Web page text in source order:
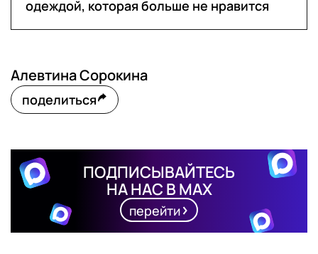
одеждой, которая больше не нравится
Алевтина Сорокина
поделиться
ПОДПИСЫВАЙТЕСЬ
НА НАС В MAX
перейти